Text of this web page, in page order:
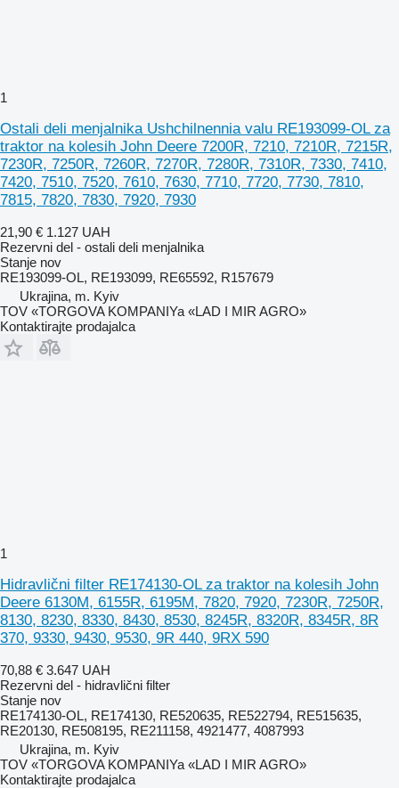
1
Ostali deli menjalnika Ushchilnennia valu RE193099-OL za
traktor na kolesih John Deere 7200R, 7210, 7210R, 7215R,
7230R, 7250R, 7260R, 7270R, 7280R, 7310R, 7330, 7410,
7420, 7510, 7520, 7610, 7630, 7710, 7720, 7730, 7810,
7815, 7820, 7830, 7920, 7930
21,90 € 1.127 UAH
Rezervni del - ostali deli menjalnika
Stanje nov
RE193099-OL, RE193099, RE65592, R157679
Ukrajina, m. Kyiv
TOV «TORGOVA KOMPANIYa «LAD I MIR AGRO»
Kontaktirajte prodajalca
1
Hidravlični filter RE174130-OL za traktor na kolesih John
Deere 6130M, 6155R, 6195M, 7820, 7920, 7230R, 7250R,
8130, 8230, 8330, 8430, 8530, 8245R, 8320R, 8345R, 8R
370, 9330, 9430, 9530, 9R 440, 9RX 590
70,88 € 3.647 UAH
Rezervni del - hidravlični filter
Stanje nov
RE174130-OL, RE174130, RE520635, RE522794, RE515635,
RE20130, RE508195, RE211158, 4921477, 4087993
Ukrajina, m. Kyiv
TOV «TORGOVA KOMPANIYa «LAD I MIR AGRO»
Kontaktirajte prodajalca